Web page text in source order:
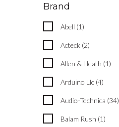
Brand
Abell (1)
Acteck (2)
Allen & Heath (1)
Arduino Llc (4)
Audio-Technica (34)
Balam Rush (1)